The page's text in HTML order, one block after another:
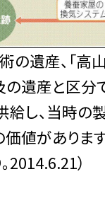
の遺産、「高
の遺産と区分
給し、当時の
値があります
2014.6.21）